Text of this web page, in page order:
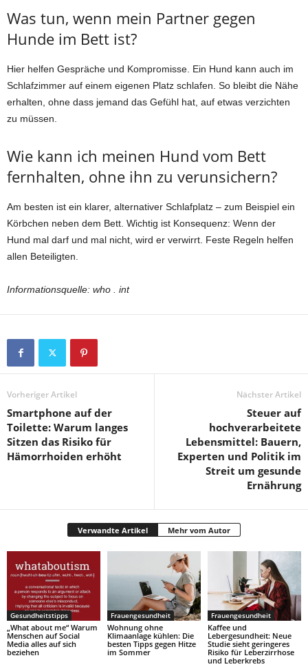
Was tun, wenn mein Partner gegen
Hunde im Bett ist?
Hier helfen Gespräche und Kompromisse. Ein Hund kann auch im
Schlafzimmer auf einem eigenen Platz schlafen. So bleibt die Nähe
erhalten, ohne dass jemand das Gefühl hat, auf etwas verzichten
zu müssen.
Wie kann ich meinen Hund vom Bett
fernhalten, ohne ihn zu verunsichern?
Am besten ist ein klarer, alternativer Schlafplatz – zum Beispiel ein
Körbchen neben dem Bett. Wichtig ist Konsequenz: Wenn der
Hund mal darf und mal nicht, wird er verwirrt. Feste Regeln helfen
allen Beteiligten.
Informationsquelle: who . int
Vorheriger Artikel
Smartphone auf der
Toilette: Warum langes
Sitzen das Risiko für
Hämorrhoiden erhöht
Nächster Artikel
Steuer auf
hochverarbeitete
Lebensmittel: Bauern,
Experten und Politik im
Streit um gesunde
Ernährung
Verwandte Artikel Mehr vom Autor
Gesundheitstipps
„What about me“ Warum
Menschen auf Social
Media alles auf sich
beziehen
Frauengesundheit
Wohnung ohne
Klimaanlage kühlen: Die
besten Tipps gegen Hitze
im Sommer
Frauengesundheit
Kaffee und
Lebergesundheit: Neue
Studie sieht geringeres
Risiko für Leberzirrhose
und Leberkrebs